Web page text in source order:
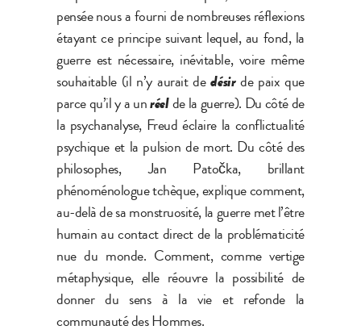
pensée nous a fourni de nombreuses réflexions
étayant ce principe suivant lequel, au fond, la
guerre est nécessaire, inévitable, voire même
souhaitable (il n’y aurait dedésirde paix que
parce qu’il y a unréelde la guerre). Du côté de
la psychanalyse, Freud éclaire la conflictualité
psychique et la pulsion de mort. Du côté des
philosophes, Jan Patočka, brillant
phénoménologue tchèque, explique comment,
au-delà de sa monstruosité, la guerre met l’être
humain au contact direct de la problématicité
nue du monde. Comment, comme vertige
métaphysique, elle réouvre la possibilité de
donner du sens à la vie et refonde la
communauté des Hommes.